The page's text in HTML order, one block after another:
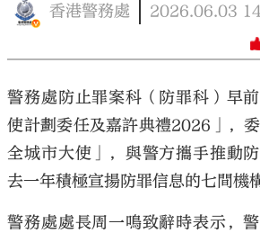
香港警務處 2026.06.03
警務處防止罪案科（防罪科）早
使計劃委任及嘉許典禮2026」，
全城市大使」，與警方攜手推動
去一年積極宣揚防罪信息的七間機
警務處處長周一鳴致辭時表示，